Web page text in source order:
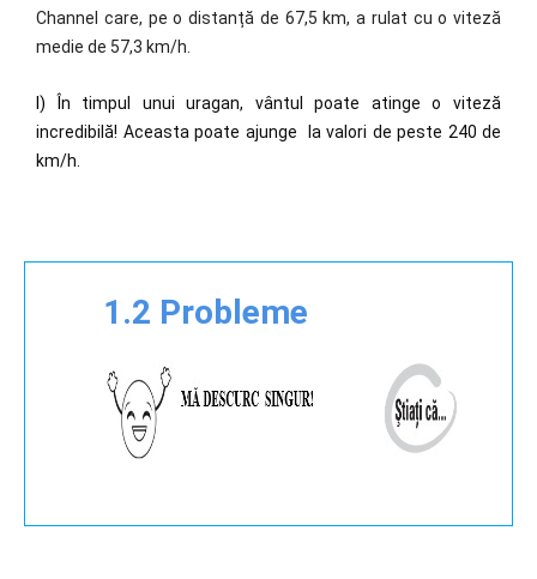
Channel care, pe o distanță de 67,5 km, a rulat cu o viteză
medie de 57,3 km/h.
l) Î n timpul unui uragan, vântul poate atinge o viteză
incredibilă! Aceasta poate ajunge la valori de peste 240 de
km/h.
1 .2 Probleme